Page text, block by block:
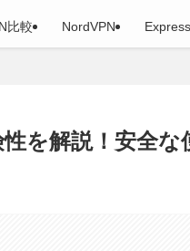
比較 NordVPN
を解説！安全な